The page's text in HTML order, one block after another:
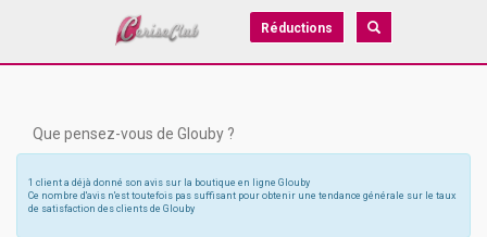
Réductions
Que pensez-vous de Glouby ?
1 client a déjà donné son avis sur la boutique en ligne Glouby
Ce nombre d'avis n'est toutefois pas suffisant pour obtenir une tendance générale sur le taux
de satisfaction des clients de Glouby